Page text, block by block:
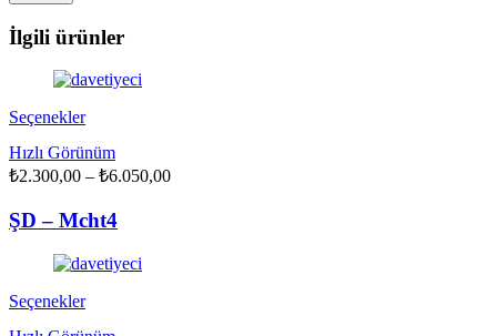
İlgili ürünler
SeçeneklerBu
birden
fazla
var.
Seçenekler
ürün
sayfasından
seçilebilir
Hızlı Görünüm
₺2.300,00 – ₺6.050,00Fiyat
ŞD – Mcht4
SeçeneklerBu